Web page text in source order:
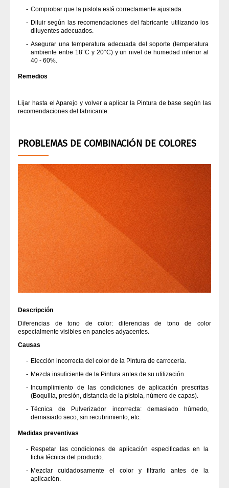
Comprobar que la pistola está correctamente ajustada.
Diluir según las recomendaciones del fabricante utilizando los
diluyentes adecuados.
Asegurar una temperatura adecuada del soporte (temperatura
ambiente entre 18°C y 20°C) y un nivel de humedad inferior al
40 - 60%.
Remedios
Lijar hasta el Aparejo y volver a aplicar la Pintura de base según las
recomendaciones del fabricante.
PROBLEMAS DE COMBINACIÓN DE COLORES
Descripción
Diferencias de tono de color: diferencias de tono de color
especialmente visibles en paneles adyacentes.
Causas
Elección incorrecta del color de la Pintura de carrocería.
Mezcla insuficiente de la Pintura antes de su utilización.
Incumplimiento de las condiciones de aplicación prescritas
(Boquilla, presión, distancia de la pistola, número de capas).
Técnica de Pulverizador incorrecta: demasiado húmedo,
demasiado seco, sin recubrimiento, etc.
Medidas preventivas
Respetar las condiciones de aplicación especificadas en la
ficha técnica del producto.
Mezclar cuidadosamente el color y filtrarlo antes de la
aplicación.